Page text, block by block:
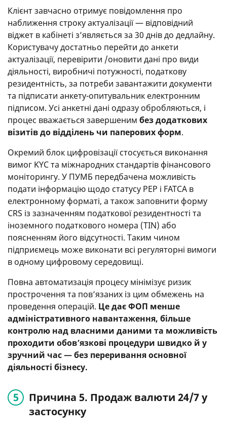
Клієнт завчасно отримує повідомлення про
наближення строку актуалізації — відповідний
віджет в кабінеті з’являється за 30 днів до дедлайну.
Користувачу достатньо перейти до анкети
актуалізації, перевірити /оновити дані про види
діяльності, виробничі потужності, податкову
резидентність, за потреби завантажити документи
та підписати анкету-опитувальник електронним
підписом. Усі анкетні дані одразу обробляються, і
процес вважається завершеним без додаткових
візитів до відділень чи паперових форм.
Окремий блок цифровізації стосується виконання
вимог KYC та міжнародних стандартів фінансового
моніторингу. У ПУМБ передбачена можливість
подати інформацію щодо статусу PEP і FATCA в
електронному форматі, а також заповнити форму
CRS із зазначенням податкової резидентності та
іноземного податкового номера (TIN) або
поясненням його відсутності. Таким чином
підприємець може виконати всі регуляторні вимоги
в одному цифровому середовищі.
Повна автоматизація процесу мінімізує ризик
прострочення та пов’язаних із цим обмежень на
проведення операцій. Це дає ФОП менше
адміністративного навантаження, більше
контролю над власними даними та можливість
проходити обов’язкові процедури швидко й у
зручний час — без переривання основної
діяльності бізнесу.
Причина 5. Продаж валюти 24/7 у
застосунку